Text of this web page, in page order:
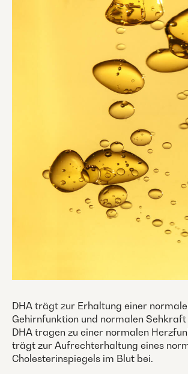
DHA trägt zur Erhaltung einer
Gehirnfunktion und normalen Sehkraft
DHA tragen zu einer normalen
trägt zur Aufrechterhaltung eines
Cholesterinspiegels im Blut bei.